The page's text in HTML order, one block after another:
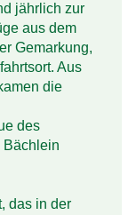
jährlich zur
aus dem
Gemarkung,
Aus
die
des
Bächlein
das in der